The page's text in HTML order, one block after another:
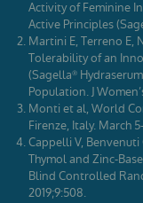
Activity of Feminine
Active Principles
Martini E, Terreno E,
Tolerability of an
(Sagella®
Population. J
Monti et al, World
Firenze, Italy. March
Cappelli V, Benvenuti
Thymol and Zinc-
Blind Controlled
2019;9:508.